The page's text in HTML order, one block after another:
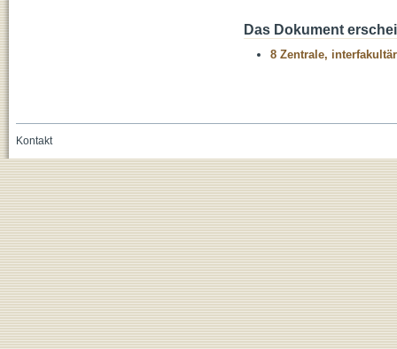
Das Dokument
8 Zentrale,
Kontakt